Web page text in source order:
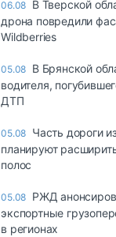
06.08 В Тверской
дрона повредили
Wildberries
05.08 В Брянской
водителя,
ДТП
05.08 Часть дороги
планируют
полос
05.08 РЖД
экспортные
в регионах